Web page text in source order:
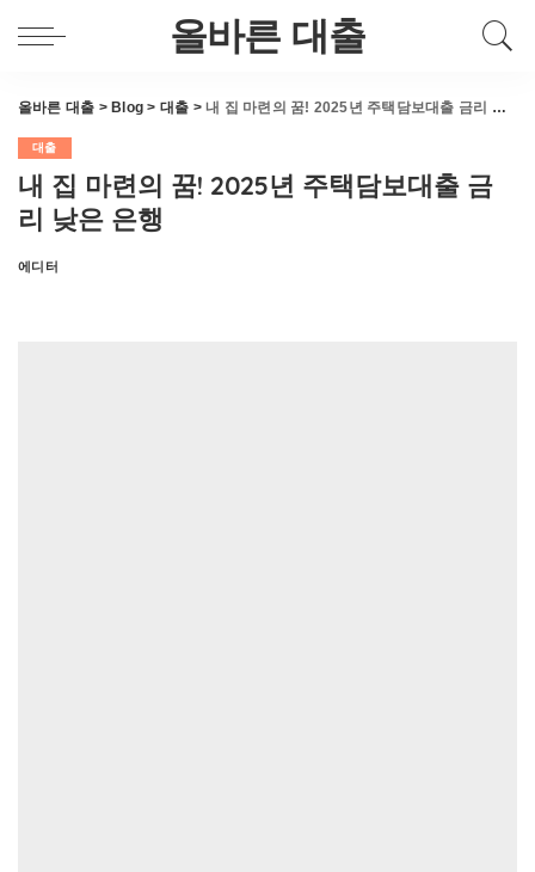
올바른 대출
올바른 대출 > Blog > 대출 >내 집 마련의 꿈! 2025년 주택담보대출 금리 낮은 은행
대출
내 집 마련의 꿈! 2025년 주택담보대출 금
리 낮은 은행
Posted
에디터